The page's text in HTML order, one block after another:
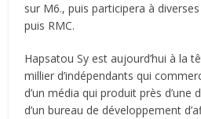
sur M6., puis participera à
puis RMC.
Hapsatou Sy est aujourd’hui à la
millier d’indépendants qui
d’un média qui produit près d’une
d’un bureau de développement